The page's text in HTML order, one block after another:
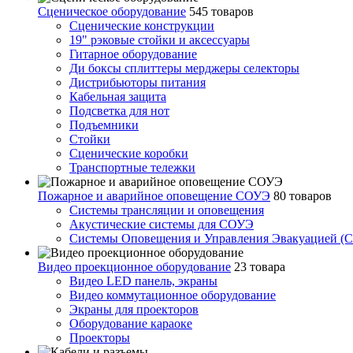
Сценическое оборудование 545 товаров
Сценические конструкции
19" рэковые стойки и аксесcуары
Гитарное оборудование
Ди боксы сплиттеры мерджеры селекторы
Дистрибьюторы питания
Кабельная защита
Подсветка для нот
Подъемники
Стойки
Сценические коробки
Транспортные тележки
Пожарное и аварийное оповещение СОУЭ 80 товаров
Cистемы трансляции и оповещения
Акустические системы для СОУЭ
Системы Оповещения и Управления Эвакуацией
Видео проекционное оборудование 23 товара
Видео LED панель, экраны
Видео коммутационное оборудование
Экраны для проекторов
Оборудование караоке
Проекторы